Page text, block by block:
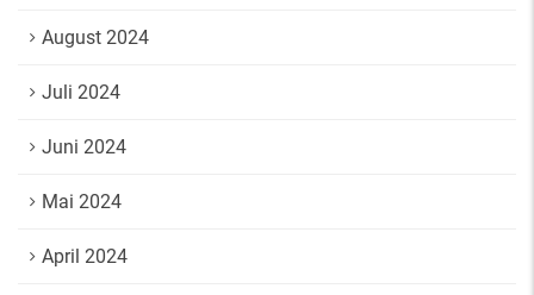
August 2024
Juli 2024
Juni 2024
Mai 2024
April 2024